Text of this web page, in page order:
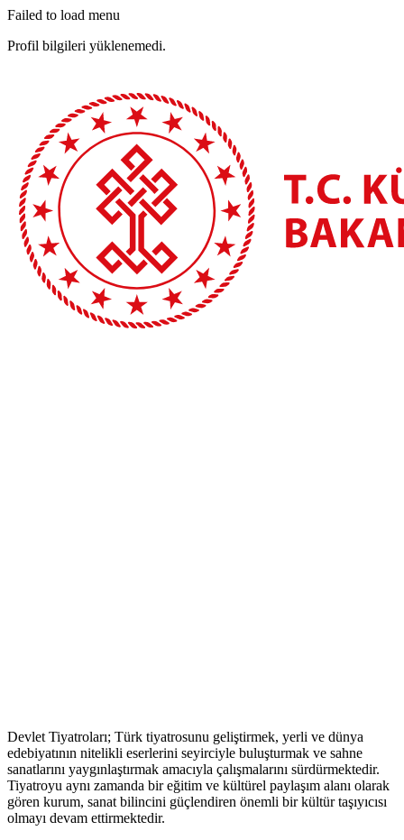
Failed to load menu
Profil bilgileri yüklenemedi.
Devlet Tiyatroları; Türk tiyatrosunu geliştirmek, yerli ve dünya
edebiyatının nitelikli eserlerini seyirciyle buluşturmak ve sahne
sanatlarını yaygınlaştırmak amacıyla çalışmalarını sürdürmektedir.
Tiyatroyu aynı zamanda bir eğitim ve kültürel paylaşım alanı olarak
gören kurum, sanat bilincini güçlendiren önemli bir kültür taşıyıcısı
olmayı devam ettirmektedir.